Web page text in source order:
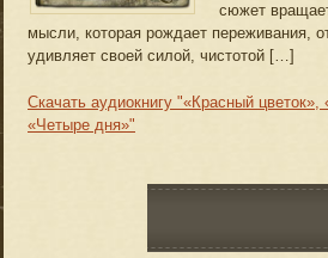
сюжет
мысли, которая рождает переживания,
удивляет своей силой, чистотой […]
Скачать аудиокнигу "«Красный
«Четыре дня»"